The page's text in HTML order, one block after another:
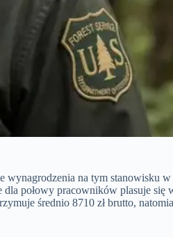
na tym stanowisku
połowy pracowników plasuje się
średnio 8710 zł brutto,